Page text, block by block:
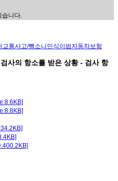
니다.
교통사고/뺑소니민식이법자동차보험
사의 항소를 받은 상황 - 검사 항